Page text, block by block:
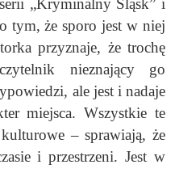
„Kryminalny Śląsk” i
tym, że sporo jest w niej
przyznaje, że trochę
nieznający go
ale jest i nadaje
miejsca. Wszystkie te
– sprawiają, że
i przestrzeni. Jest w